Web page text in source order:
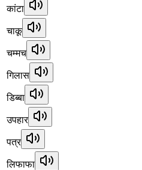
कांटा
चाकू
चम्मच
गिलास
डिब्बा
उपहार
पत्र
लिफाफा